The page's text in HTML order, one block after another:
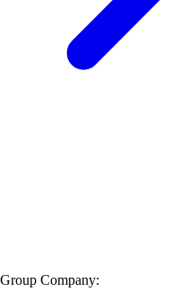
Group Company: